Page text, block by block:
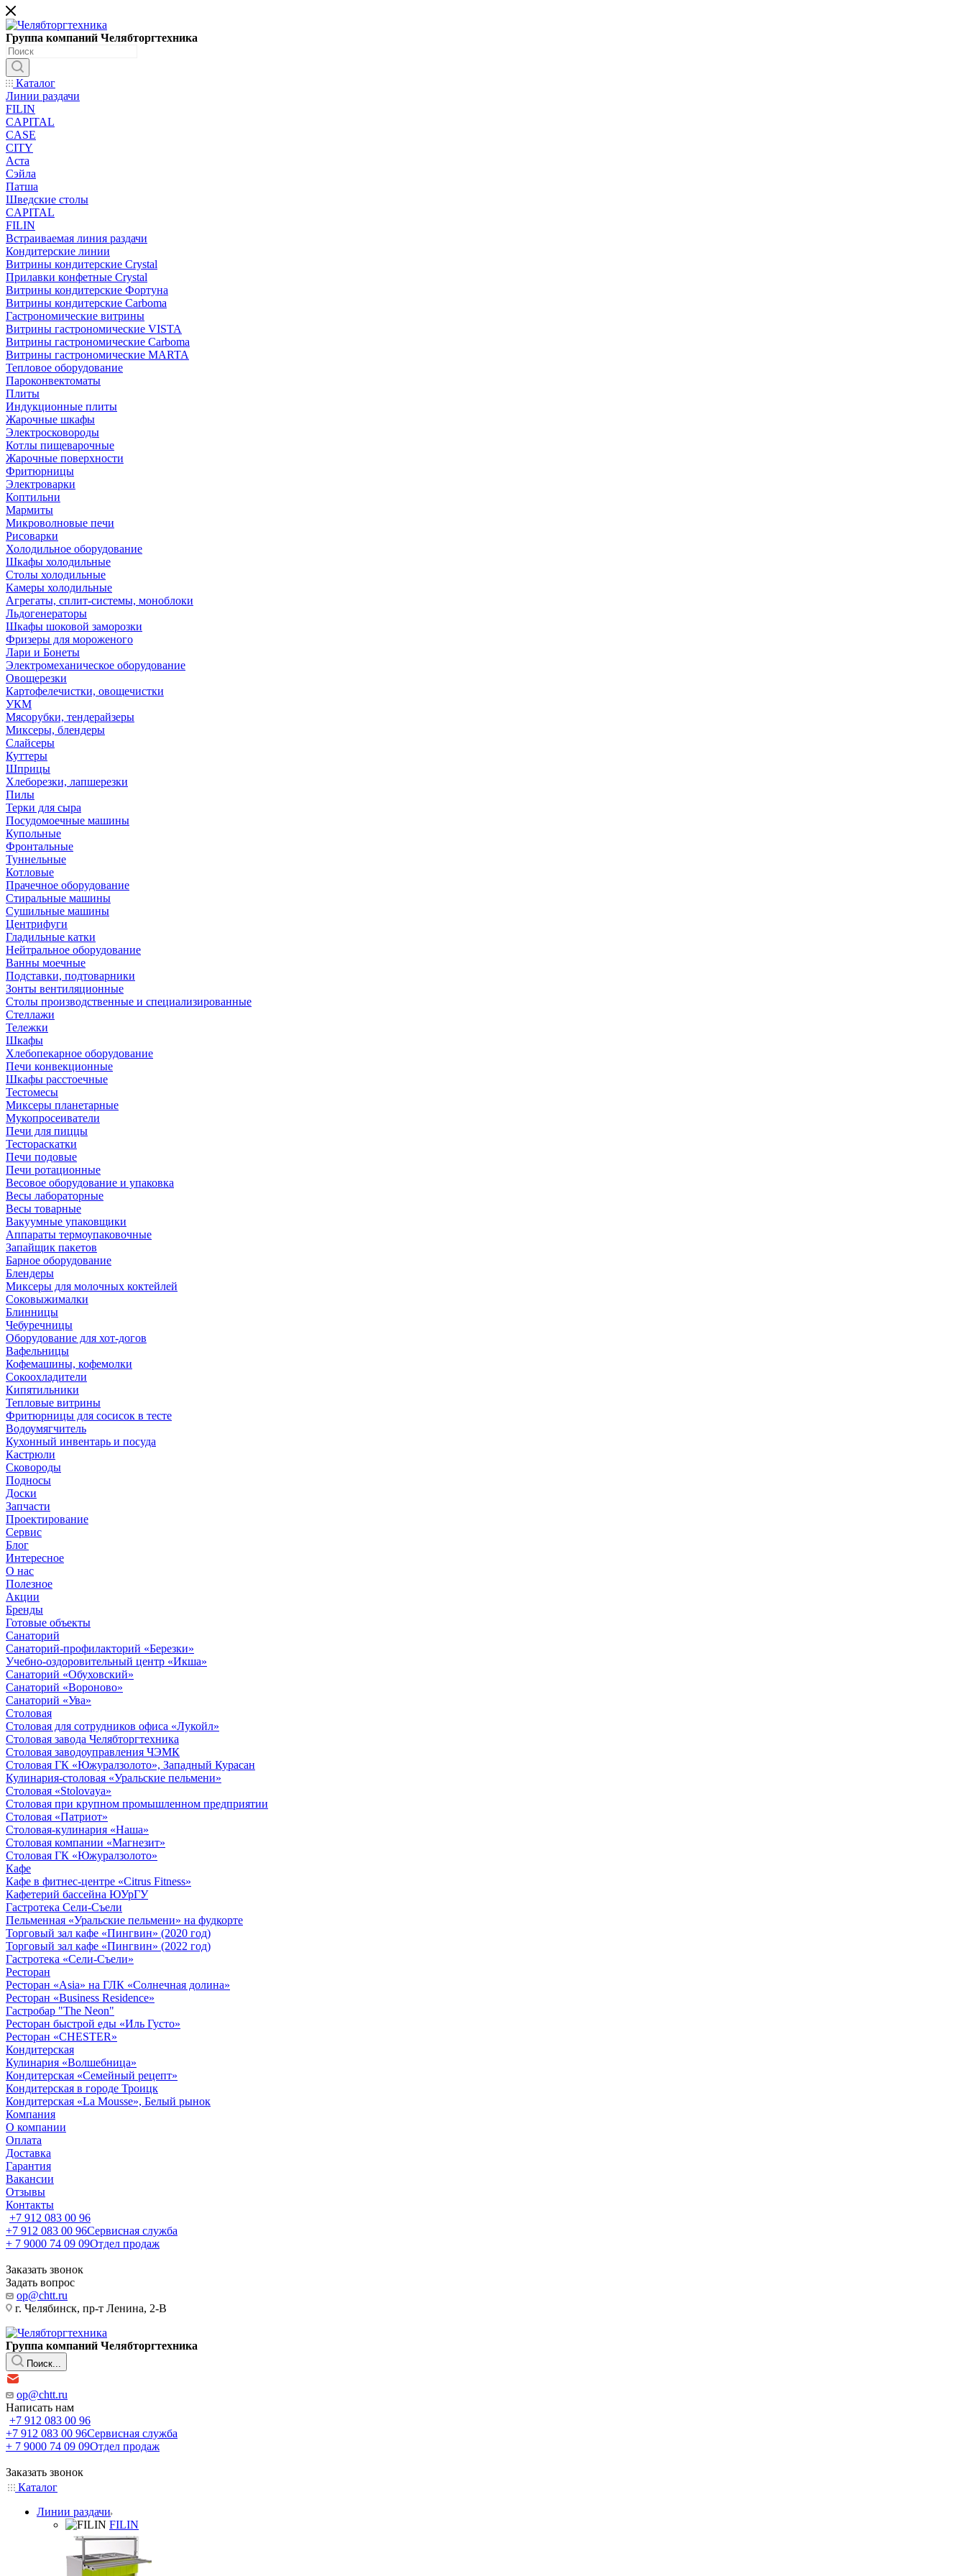
Группа компаний Челябторгтехника
Каталог
Линии раздачи
FILIN
CAPITAL
CASE
CITY
Аста
Сэйла
Патша
Шведские столы
CAPITAL
FILIN
Встраиваемая линия раздачи
Кондитерские линии
Витрины кондитерские Crystal
Прилавки конфетные Crystal
Витрины кондитерские Фортуна
Витрины кондитерские Carboma
Гастрономические витрины
Витрины гастрономические VISTA
Витрины гастрономические Carboma
Витрины гастрономические MARTA
Тепловое оборудование
Пароконвектоматы
Плиты
Индукционные плиты
Жарочные шкафы
Электросковороды
Котлы пищеварочные
Жарочные поверхности
Фритюрницы
Электроварки
Коптильни
Мармиты
Микроволновые печи
Рисоварки
Холодильное оборудование
Шкафы холодильные
Столы холодильные
Камеры холодильные
Агрегаты, сплит-системы, моноблоки
Льдогенераторы
Шкафы шоковой заморозки
Фризеры для мороженого
Лари и Бонеты
Электромеханическое оборудование
Овощерезки
Картофелечистки, овощечистки
УКМ
Мясорубки, тендерайзеры
Миксеры, блендеры
Слайсеры
Куттеры
Шприцы
Хлеборезки, лапшерезки
Пилы
Терки для сыра
Посудомоечные машины
Купольные
Фронтальные
Туннельные
Котловые
Прачечное оборудование
Стиральные машины
Сушильные машины
Центрифуги
Гладильные катки
Нейтральное оборудование
Ванны моечные
Подставки, подтоварники
Зонты вентиляционные
Столы производственные и специализированные
Стеллажи
Тележки
Шкафы
Хлебопекарное оборудование
Печи конвекционные
Шкафы расстоечные
Тестомесы
Миксеры планетарные
Мукопросеиватели
Печи для пиццы
Тестораскатки
Печи подовые
Печи ротационные
Весовое оборудование и упаковка
Весы лабораторные
Весы товарные
Вакуумные упаковщики
Аппараты термоупаковочные
Запайщик пакетов
Барное оборудование
Блендеры
Миксеры для молочных коктейлей
Соковыжималки
Блинницы
Чебуречницы
Оборудование для хот-догов
Вафельницы
Кофемашины, кофемолки
Сокоохладители
Кипятильники
Тепловые витрины
Фритюрницы для сосисок в тесте
Водоумягчитель
Кухонный инвентарь и посуда
Кастрюли
Сковороды
Подносы
Доски
Запчасти
Проектирование
Сервис
Блог
Интересное
О нас
Полезное
Акции
Бренды
Готовые объекты
Санаторий
Санаторий-профилакторий «Березки»
Учебно-оздоровительный центр «Икша»
Санаторий «Обуховский»
Санаторий «Вороново»
Санаторий «Ува»
Столовая
Столовая для сотрудников офиса «Лукойл»
Столовая завода Челябторгтехника
Столовая заводоуправления ЧЭМК
Столовая ГК «Южуралзолото», Западный Курасан
Кулинария-столовая «Уральские пельмени»
Столовая «Stolovaya»
Столовая при крупном промышленном предприятии
Столовая «Патриот»
Столовая-кулинария «Наша»
Столовая компании «Магнезит»
Столовая ГК «Южуралзолото»
Кафе
Кафе в фитнес-центре «Citrus Fitness»
Кафетерий бассейна ЮУрГУ
Гастротека Сели-Съели
Пельменная «Уральские пельмени» на фудкорте
Торговый зал кафе «Пингвин» (2020 год)
Торговый зал кафе «Пингвин» (2022 год)
Гастротека «Сели-Съели»
Ресторан
Ресторан «Asia» на ГЛК «Солнечная долина»
Ресторан «Business Residence»
Гастробар "The Neon"
Ресторан быстрой еды «Иль Густо»
Ресторан «CHESTER»
Кондитерская
Кулинария «Волшебница»
Кондитерская «Семейный рецепт»
Кондитерская в городе Троицк
Кондитерская «La Mousse», Белый рынок
Компания
О компании
Оплата
Доставка
Гарантия
Вакансии
Отзывы
Контакты
+7 912 083 00 96
+7 912 083 00 96Сервисная служба
+ 7 9000 74 09 09Отдел продаж
Заказать звонок
Задать вопрос
op@chtt.ru
г. Челябинск, пр-т Ленина, 2-В
Группа компаний Челябторгтехника
Поиск...
op@chtt.ru
Написать нам
+7 912 083 00 96
+7 912 083 00 96Сервисная служба
+ 7 9000 74 09 09Отдел продаж
Заказать звонок
Каталог
Линии раздачи
FILIN